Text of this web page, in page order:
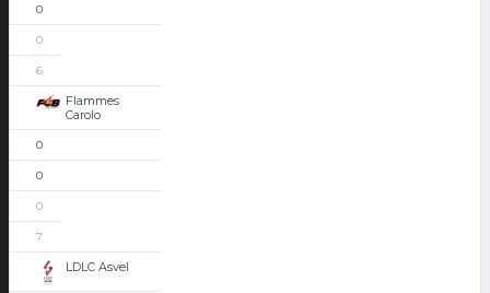
0
0
6
Flammes
Carolo
0
0
0
7
LDLC Asvel